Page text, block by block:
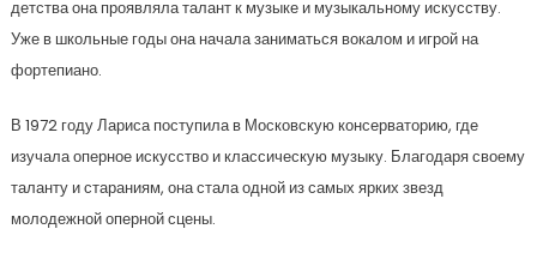
детства она проявляла талант к музыке и музыкальному искусству.
Уже в школьные годы она начала заниматься вокалом и игрой на
фортепиано.
В 1972 году Лариса поступила в Московскую консерваторию, где
изучала оперное искусство и классическую музыку. Благодаря своему
таланту и стараниям, она стала одной из самых ярких звезд
молодежной оперной сцены.